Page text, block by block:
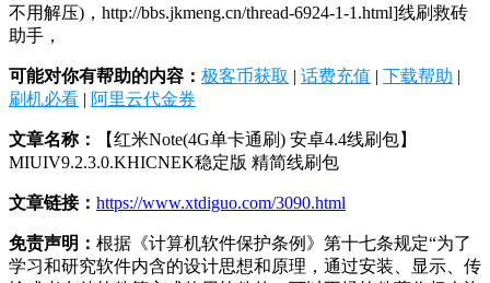
不用解压)，http://bbs.jkmeng.cn/thread-6924-1-1.html]线刷救砖
助手，
可能对你有帮助的内容： 极客币获取 | 话费充值 | 下载帮助 |
刷机必看 | 阿里云代金券
文章名称：
【红米Note(4G单卡通刷) 安卓4.4线刷包】
MIUIV9.2.3.0.KHICNEK稳定版 精简线刷包
文章链接： https://www.xtdiguo.com/3090.html
免责声明： 根据《计算机软件保护条例》第十七条规定“为了
学习和研究软件内含的设计思想和原理，通过安装、显示、传